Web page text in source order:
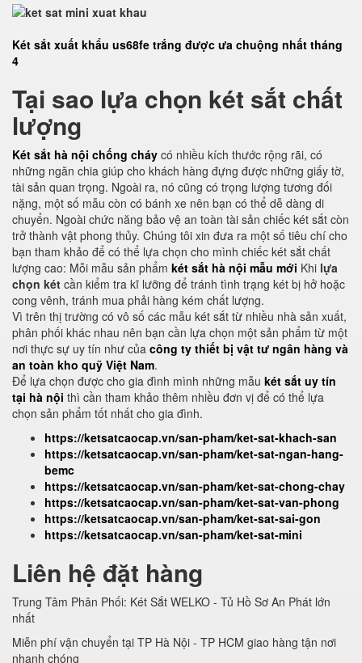
Két sắt xuất khẩu us68fe trắng được ưa chuộng nhất tháng
4
Tại sao lựa chọn két sắt chất
lượng
Két sắt hà nội chống cháy có nhiều kích thước rộng rãi, có
những ngăn chia giúp cho khách hàng đựng được những giấy tờ,
tài sản quan trọng. Ngoài ra, nó cũng có trọng lượng tương đối
nặng, một số mẫu còn có bánh xe nên bạn có thể dễ dàng di
chuyển. Ngoài chức năng bảo vệ an toàn tài sản chiếc két sắt còn
trở thành vật phong thủy. Chúng tôi xin đưa ra một số tiêu chí cho
bạn tham khảo để có thể lựa chọn cho mình chiếc két sắt chất
lượng cao: Mỗi mẫu sản phẩm két sắt hà nội mẫu mới Khi lựa
chọn két cần kiểm tra kĩ lưỡng để tránh tình trạng két bị hở hoặc
cong vênh, tránh mua phải hàng kém chất lượng.
Vì trên thị trường có vô số các mẫu két sắt từ nhiều nhà sản xuất,
phân phối khác nhau nên bạn cần lựa chọn một sản phẩm từ một
nơi thực sự uy tín như của công ty thiết bị vật tư ngân hàng và
an toàn kho quỹ Việt Nam.
Để lựa chọn được cho gia đình mình những mẫu két sắt uy tín
tại hà nội thì cần tham khảo thêm nhiều đơn vị để có thể lựa
chọn sản phẩm tốt nhất cho gia đình.
https://ketsatcaocap.vn/san-pham/ket-sat-khach-san
https://ketsatcaocap.vn/san-pham/ket-sat-ngan-hang-
bemc
https://ketsatcaocap.vn/san-pham/ket-sat-chong-chay
https://ketsatcaocap.vn/san-pham/ket-sat-van-phong
https://ketsatcaocap.vn/san-pham/ket-sat-sai-gon
https://ketsatcaocap.vn/san-pham/ket-sat-mini
Liên hệ đặt hàng
Trung Tâm Phân Phối: Két Sắt WELKO - Tủ Hồ Sơ An Phát lớn
nhất
Miễn phí vận chuyển tại TP Hà Nội - TP HCM giao hàng tận nơi
nhanh chóng